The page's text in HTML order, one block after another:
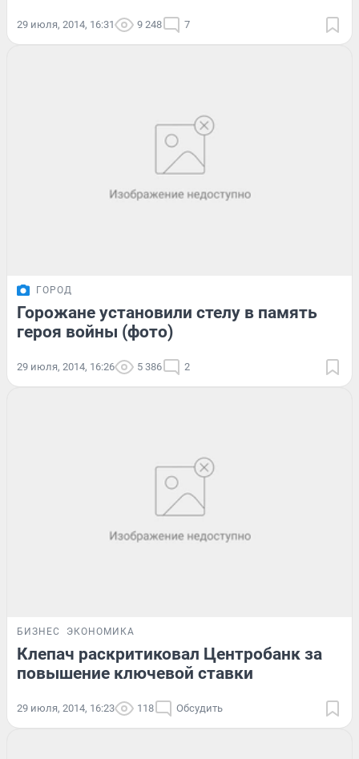
29 июля, 2014, 16:31 9 248 7
ГОРОД
Горожане установили стелу в память
героя войны (фото)
29 июля, 2014, 16:26 5 386 2
БИЗНЕС ЭКОНОМИКА
Клепач раскритиковал Центробанк за
повышение ключевой ставки
29 июля, 2014, 16:23 118 Обсудить